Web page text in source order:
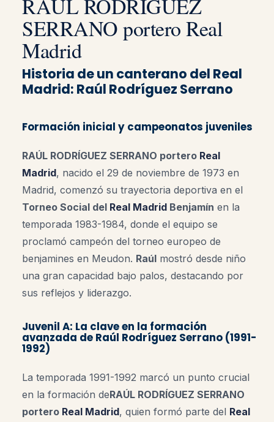
RAÚL RODRÍGUEZ
SERRANO portero Real
Madrid
Historia de un canterano del Real
Madrid: Raúl Rodríguez Serrano
Formación inicial y campeonatos juveniles
RAÚL RODRÍGUEZ SERRANO portero Real
Madrid, nacido el 29 de noviembre de 1973 en
Madrid, comenzó su trayectoria deportiva en el
Torneo Social del Real Madrid Benjamín en la
temporada 1983-1984, donde el equipo se
proclamó campeón del torneo europeo de
benjamines en Meudon. Raúl mostró desde niño
una gran capacidad bajo palos, destacando por
sus reflejos y liderazgo.
Juvenil A: La clave en la formación
avanzada de Raúl Rodríguez Serrano (1991-
1992)
La temporada 1991-1992 marcó un punto crucial
en la formación deRAÚL RODRÍGUEZ SERRANO
portero Real Madrid, quien formó parte del Real